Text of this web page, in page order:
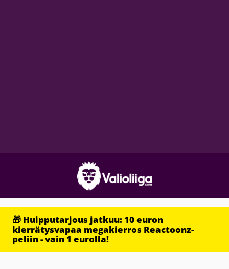
🎁 Huipputarjous jatkuu: 10 euron
kierrätysvapaa megakierros Reactoonz-
peliin - vain 1 eurolla!